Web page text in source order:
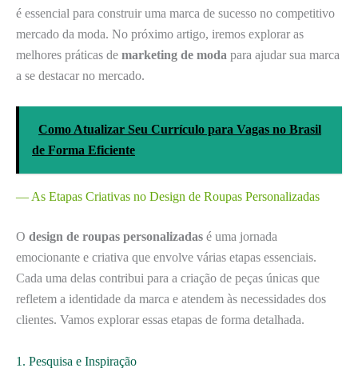
é essencial para construir uma marca de sucesso no competitivo
mercado da moda. No próximo artigo, iremos explorar as
melhores práticas de marketing de moda para ajudar sua marca
a se destacar no mercado.
Como Atualizar Seu Currículo para Vagas no Brasil
de Forma Eficiente
— As Etapas Criativas no Design de Roupas Personalizadas
O design de roupas personalizadas é uma jornada
emocionante e criativa que envolve várias etapas essenciais.
Cada uma delas contribui para a criação de peças únicas que
refletem a identidade da marca e atendem às necessidades dos
clientes. Vamos explorar essas etapas de forma detalhada.
1. Pesquisa e Inspiração